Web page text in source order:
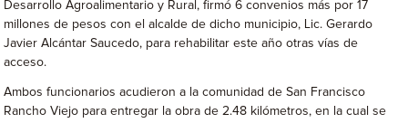
Desarrollo Agroalimentario y Rural, firmó 6 convenios más por 17
millones de pesos con el alcalde de dicho municipio, Lic. Gerardo
Javier Alcántar Saucedo, para rehabilitar este año otras vías de
acceso.
Ambos funcionarios acudieron a la comunidad de San Francisco
Rancho Viejo para entregar la obra de 2.48 kilómetros, en la cual se